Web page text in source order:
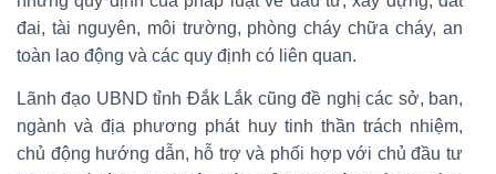
đai, tài nguyên, môi trường, phòng cháy chữa cháy, an
toàn lao động và các quy định có liên quan.
Lãnh đạo UBND tỉnh Đắk Lắk cũng đề nghị các sở, ban,
ngành và địa phương phát huy tinh thần trách nhiệm,
chủ động hướng dẫn, hỗ trợ và phối hợp với chủ đầu tư